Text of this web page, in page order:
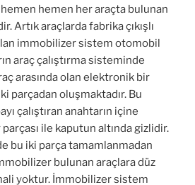
hemen her araçta bulunan
Artık araçlarda fabrika çıkışlı
immobilizer sistem otomobil
araç çalıştırma sisteminde
arasında olan elektronik bir
parçadan oluşmaktadır. Bu
çalıştıran anahtarın içine
ile kaputun altında gizlidir.
bu iki parça tamamlanmadan
bulunan araçlara düz
yoktur. İmmobilizer sistem